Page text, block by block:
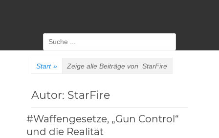
Suche
nach:
Start » Zeige alle Beiträge von StarFire
Autor: StarFire
#Waffengesetze, „Gun Control“
und die Realität